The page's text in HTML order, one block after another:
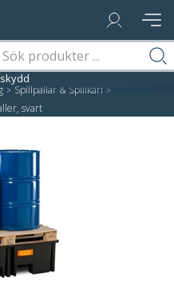
/ Spillpallar & Spillkärl /
svart